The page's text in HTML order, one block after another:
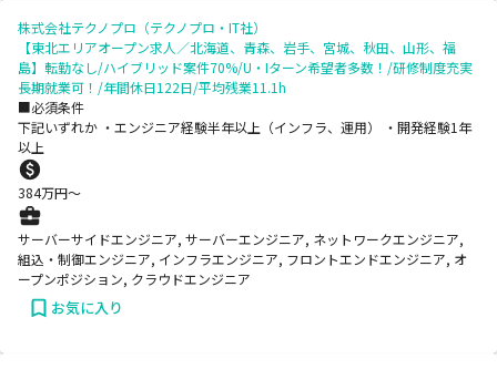
株式会社テクノプロ（テクノプロ・IT社）
【東北エリアオープン求人／北海道、青森、岩手、宮城、秋田、山形、福
島】転勤なし/ハイブリッド案件70%/U・Iターン希望者多数！/研修制度充実
長期就業可！/年間休日122日/平均残業11.1h
■必須条件
下記いずれか ・エンジニア経験半年以上（インフラ、運用） ・開発経験1年
以上
384万円〜
サーバーサイドエンジニア, サーバーエンジニア, ネットワークエンジニア,
組込・制御エンジニア, インフラエンジニア, フロントエンドエンジニア, オ
ープンポジション, クラウドエンジニア
お気に入り